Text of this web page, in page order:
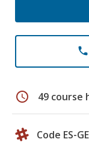
phone
schedule 49 course
Code ES-